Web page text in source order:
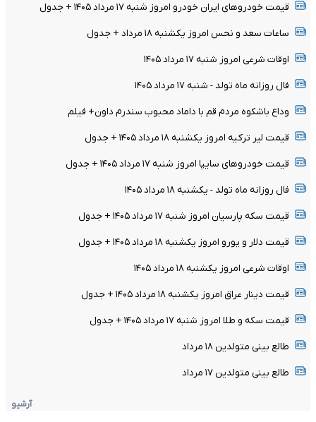
قیمت خودرو‌های ایران خودرو امروز شنبه ۱۷ مرداد ۱۴۰۵ + جدول
ساعات سعد و نحس امروز یکشنبه ۱۸ مرداد + جدول
اوقات شرعی امروز شنبه ۱۷ مرداد ۱۴۰۵
فال روزانه ماه تولد - شنبه ۱۷ مرداد ۱۴۰۵
وداع باشکوه مردم قم با داماد محبوب سندرم داون+ فیلم
قیمت لیر ترکیه امروز یکشنبه ۱۸ مرداد ۱۴۰۵ + جدول
قیمت خودرو‌های سایپا امروز شنبه ۱۷ مرداد ۱۴۰۵ + جدول
فال روزانه ماه تولد - یکشنبه ۱۸ مرداد ۱۴۰۵
قیمت سکه پارسیان امروز شنبه ۱۷ مرداد ۱۴۰۵ + جدول
قیمت دلار و یورو امروز یکشنبه ۱۸ مرداد ۱۴۰۵ + جدول
اوقات شرعی امروز یکشنبه ۱۸ مرداد ۱۴۰۵
قیمت دینار عراق امروز یکشنبه ۱۸ مرداد ۱۴۰۵ + جدول
قیمت سکه و طلا امروز شنبه ۱۷ مرداد ۱۴۰۵ + جدول
طالع بینی متولدین ۱۸ مرداد
طالع بینی متولدین ۱۷ مرداد
آرشیو